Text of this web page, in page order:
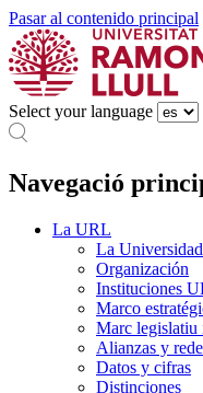
Pasar al contenido principal
Select your language
Navegació
La URL
La Universidad
Organización
Instituciones
Marco
Marc legislatiu
Alianzas y
Datos y cifras
Distinciones